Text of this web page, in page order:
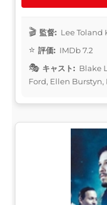
監督: Lee Toland
評価: IMDb 7.2
キャスト: Blake
Ford, Ellen